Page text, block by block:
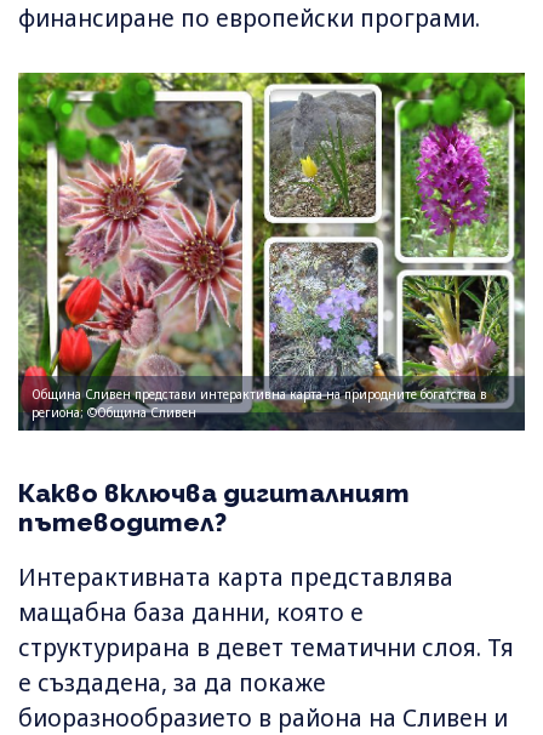
финансиране по европейски програми.
Община Сливен представи интерактивна карта на природните богатства в
региона; ©Община Сливен
Какво включва дигиталният
пътеводител?
Интерактивната карта представлява
мащабна база данни, която е
структурирана в девет тематични слоя. Тя
е създадена, за да покаже
биоразнообразието в района на Сливен и